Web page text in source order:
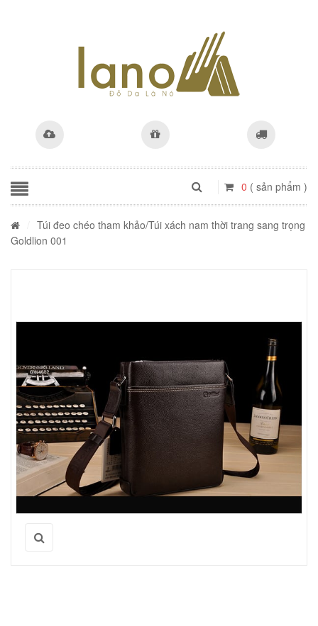
0 ( sản phẩm )
Túi đeo chéo tham khảo/Túi xách nam thời trang sang trọng
Goldlion 001